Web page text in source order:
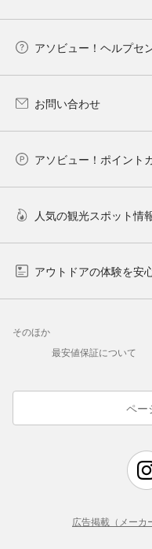
アソビュー！ヘルプセ
お問い合わせ
アソビュー！ポイント
人気の観光スポット情
アウトドアの体験を安
そのほか
最安値保証について
ペー
広告掲載（メーカ